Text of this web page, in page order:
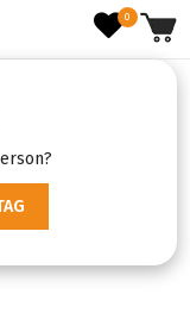
0
Hos oss
till robusta